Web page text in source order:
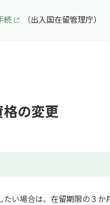
続 （出入国在留管理庁）
の変更
い場合は、在留期限の３か